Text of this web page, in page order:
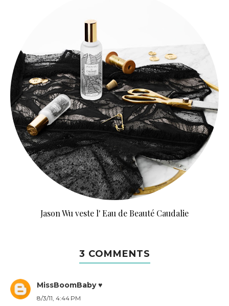
Jason Wu veste l' Eau de Beauté Caudalie
3 COMMENTS
MissBoomBaby ♥
8/3/11, 4:44 PM